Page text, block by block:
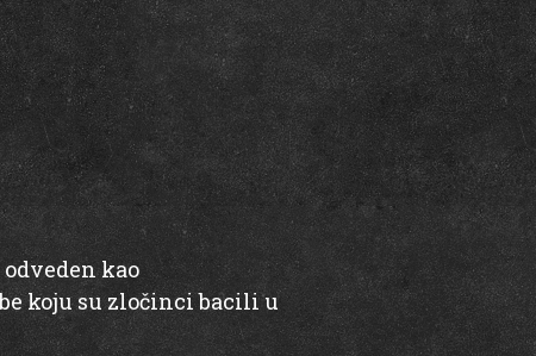
kao
koju su zločinci bacili u